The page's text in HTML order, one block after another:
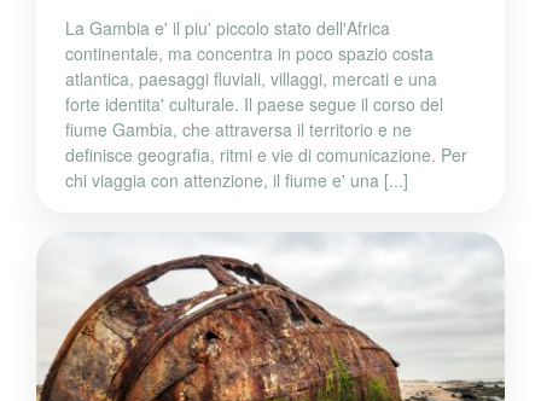
La Gambia e' il piu' piccolo stato dell'Africa
continentale, ma concentra in poco spazio costa
atlantica, paesaggi fluviali, villaggi, mercati e una
forte identita' culturale. Il paese segue il corso del
fiume Gambia, che attraversa il territorio e ne
definisce geografia, ritmi e vie di comunicazione. Per
chi viaggia con attenzione, il fiume e' una [...]